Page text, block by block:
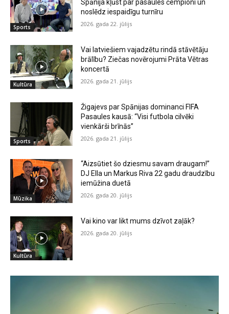
Sports
Spānija kļūst par pasaules čempioni un
noslēdz iespaidīgu turnīru
2026. gada 22. jūlijs
Kultūra
Vai latviešiem vajadzētu rindā stāvētāju
brālību? Ziečas novērojumi Prāta Vētras
koncertā
2026. gada 21. jūlijs
Sports
Žigajevs par Spānijas dominanci FIFA
Pasaules kausā: “Visi futbola cilvēki
vienkārši brīnās”
2026. gada 21. jūlijs
Mūzika
“Aizsūtiet šo dziesmu savam draugam!”
DJ Ella un Markus Riva 22 gadu draudzību
iemūžina duetā
2026. gada 20. jūlijs
Kultūra
Vai kino var likt mums dzīvot zaļāk?
2026. gada 20. jūlijs